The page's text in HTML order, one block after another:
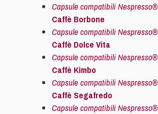
Capsule compatibili Nespresso®
Caffè Borbone
Capsule compatibili Nespresso®
Caffè Dolce Vita
Capsule compatibili Nespresso®
Caffè Kimbo
Capsule compatibili Nespresso®
Caffè Segafredo
Capsule compatibili Nespresso®